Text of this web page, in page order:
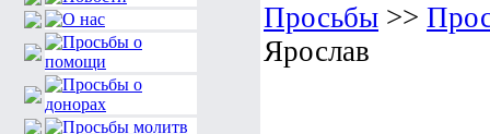
Просьбы >>
Ярослав